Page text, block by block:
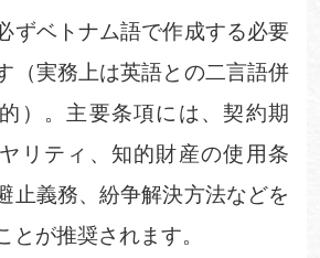
ずベトナム語で作成する必要
（実務上は英語との二言語併
）。主要条項には、契約期
リティ、知的財産の使用条
止義務、紛争解決方法などを
とが推奨されます。